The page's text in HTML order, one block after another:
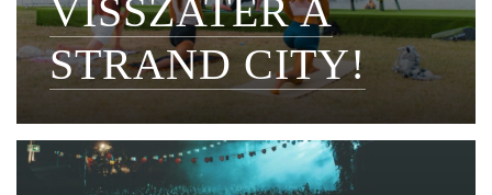
VISSZATÉR A
STRAND CITY!